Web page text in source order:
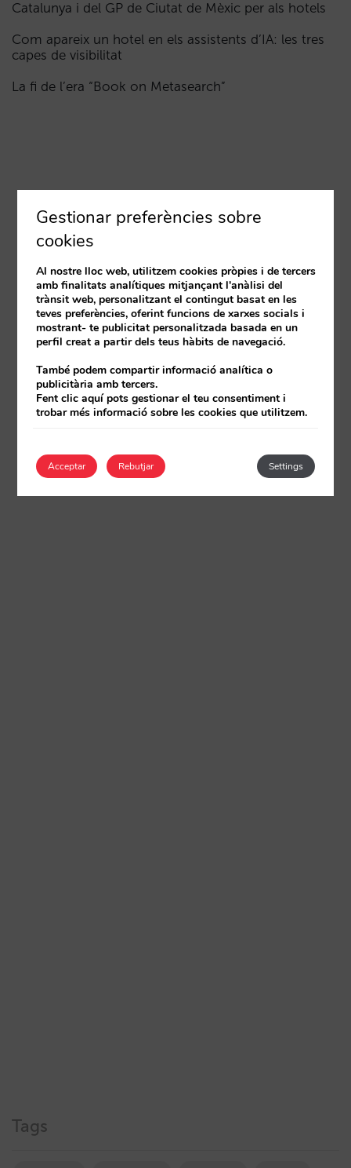
Catalunya i del GP de Ciutat de Mèxic per als hotels
Com apareix un hotel en els assistents d’IA: les tres
capes de visibilitat
La fi de l’era “Book on Metasearch”
Tags
Gestionar preferències sobre
cookies
Al nostre lloc web, utilitzem cookies pròpies i de tercers
amb finalitats analítiques mitjançant l'anàlisi del
trànsit web, personalitzant el contingut basat en les
teves preferències, oferint funcions de xarxes socials i
mostrant- te publicitat personalitzada basada en un
perfil creat a partir dels teus hàbits de navegació.
També podem compartir informació analítica o
publicitària amb tercers.
Fent clic aquí pots gestionar el teu consentiment i
trobar més informació sobre les cookies que utilitzem.
Acceptar Settings
Rebutjar